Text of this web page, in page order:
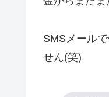
SMSメール
せん(笑)